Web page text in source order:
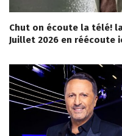
Chut on écoute la télé!
Juillet 2026 en réécoute